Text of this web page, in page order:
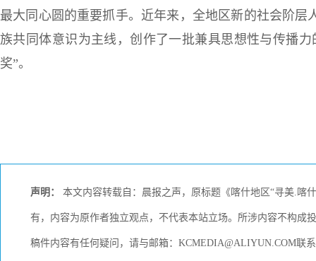
最大同心圆的重要抓手。近年来，全地区新的社会阶
族共同体意识为主线，创作了一批兼具思想性与传播
奖”。
声明： 本文内容转载自：晨报之声，原标题《喀什地区“寻美.喀
有，内容为原作者独立观点，不代表本站立场。所涉内容不构成
稿件内容有任何疑问，请与邮箱：KCMEDIA@ALIYUN.COM联